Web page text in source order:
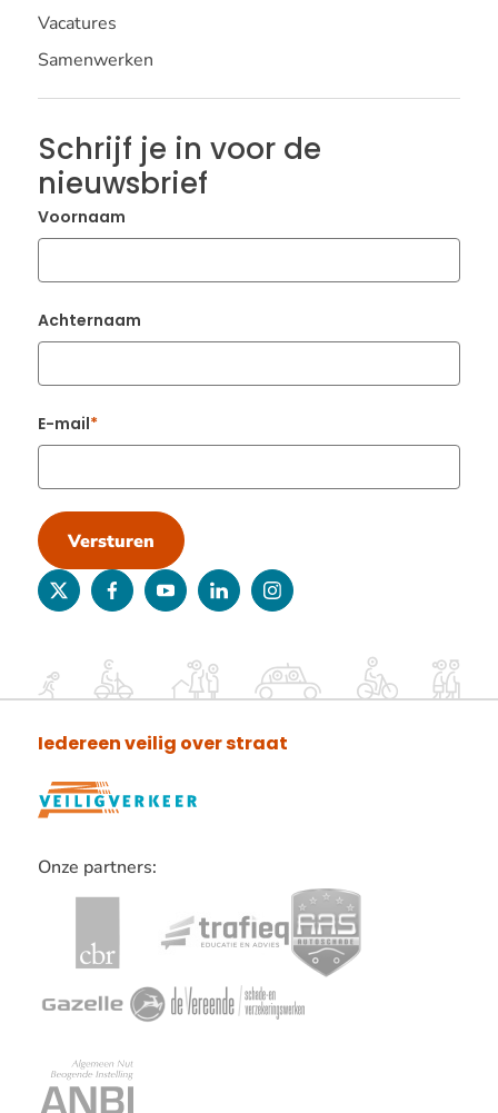
Vacatures
Samenwerken
Schrijf je in voor de
nieuwsbrief
Voornaam
Achternaam
E-mail
Versturen
twitterfacebookyoutubelinkedininstagram
Iedereen veilig over straat
Onze partners:
Lees
onze